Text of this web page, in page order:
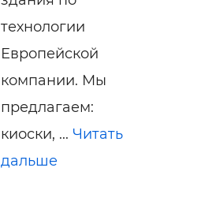
технологии
Европейской
компании. Мы
предлагаем:
киоски, ... Читать
дальше